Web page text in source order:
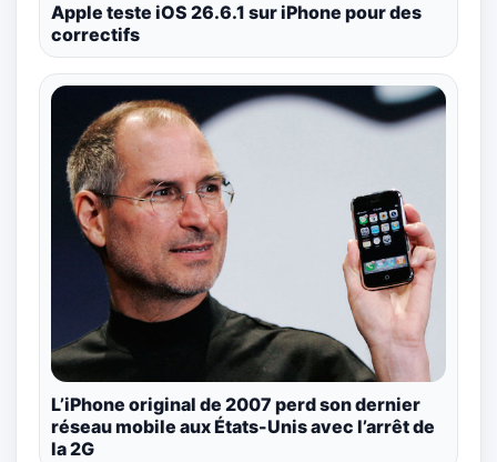
Apple teste iOS 26.6.1 sur iPhone pour des
correctifs
L’iPhone original de 2007 perd son dernier
réseau mobile aux États-Unis avec l’arrêt de
la 2G